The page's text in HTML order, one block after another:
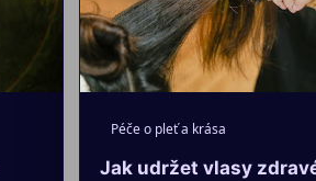
Péče o pleť a krása
Jak udržet vlasy